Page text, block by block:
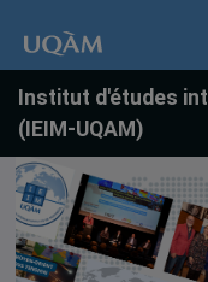
Institut d'études
(IEIM-UQAM)